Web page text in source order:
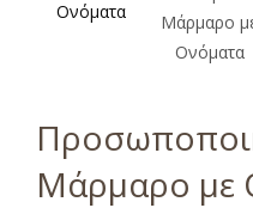
Μάρμαρο με